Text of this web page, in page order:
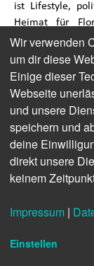
ist Lifestyle,
Heimat für
optischer
Betonwüsten
Konzepte des
ökologischem
Wir verwenden
um dir diese
Einige dieser
Webseite
und unsere
speichern und
deine
direkt unsere
keinem
Impressum |
Einstellen